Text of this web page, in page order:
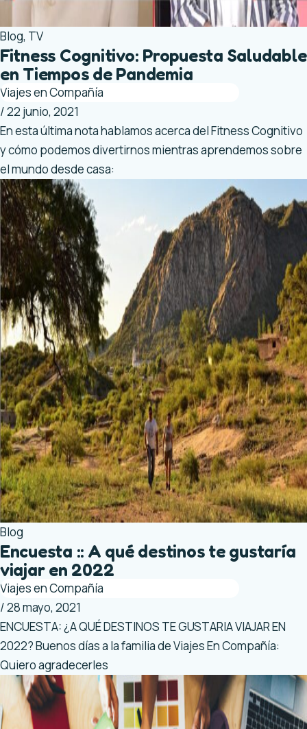
Blog, TV
Fitness Cognitivo: Propuesta Saludable
en Tiempos de Pandemia
Viajes en Compañía
/22 junio, 2021
En esta última nota hablamos acerca del Fitness Cognitivo
y cómo podemos divertirnos mientras aprendemos sobre
el mundo desde casa:
Blog
Encuesta :: A qué destinos te gustaría
viajar en 2022
Viajes en Compañía
/28 mayo, 2021
ENCUESTA: ¿A QUÉ DESTINOS TE GUSTARIA VIAJAR EN
2022? Buenos días a la familia de Viajes En Compañía:
Quiero agradecerles